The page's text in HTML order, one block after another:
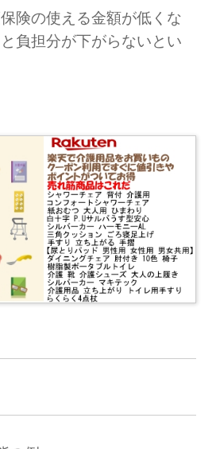
険の使える金額が低くな
負担分が下がらないとい